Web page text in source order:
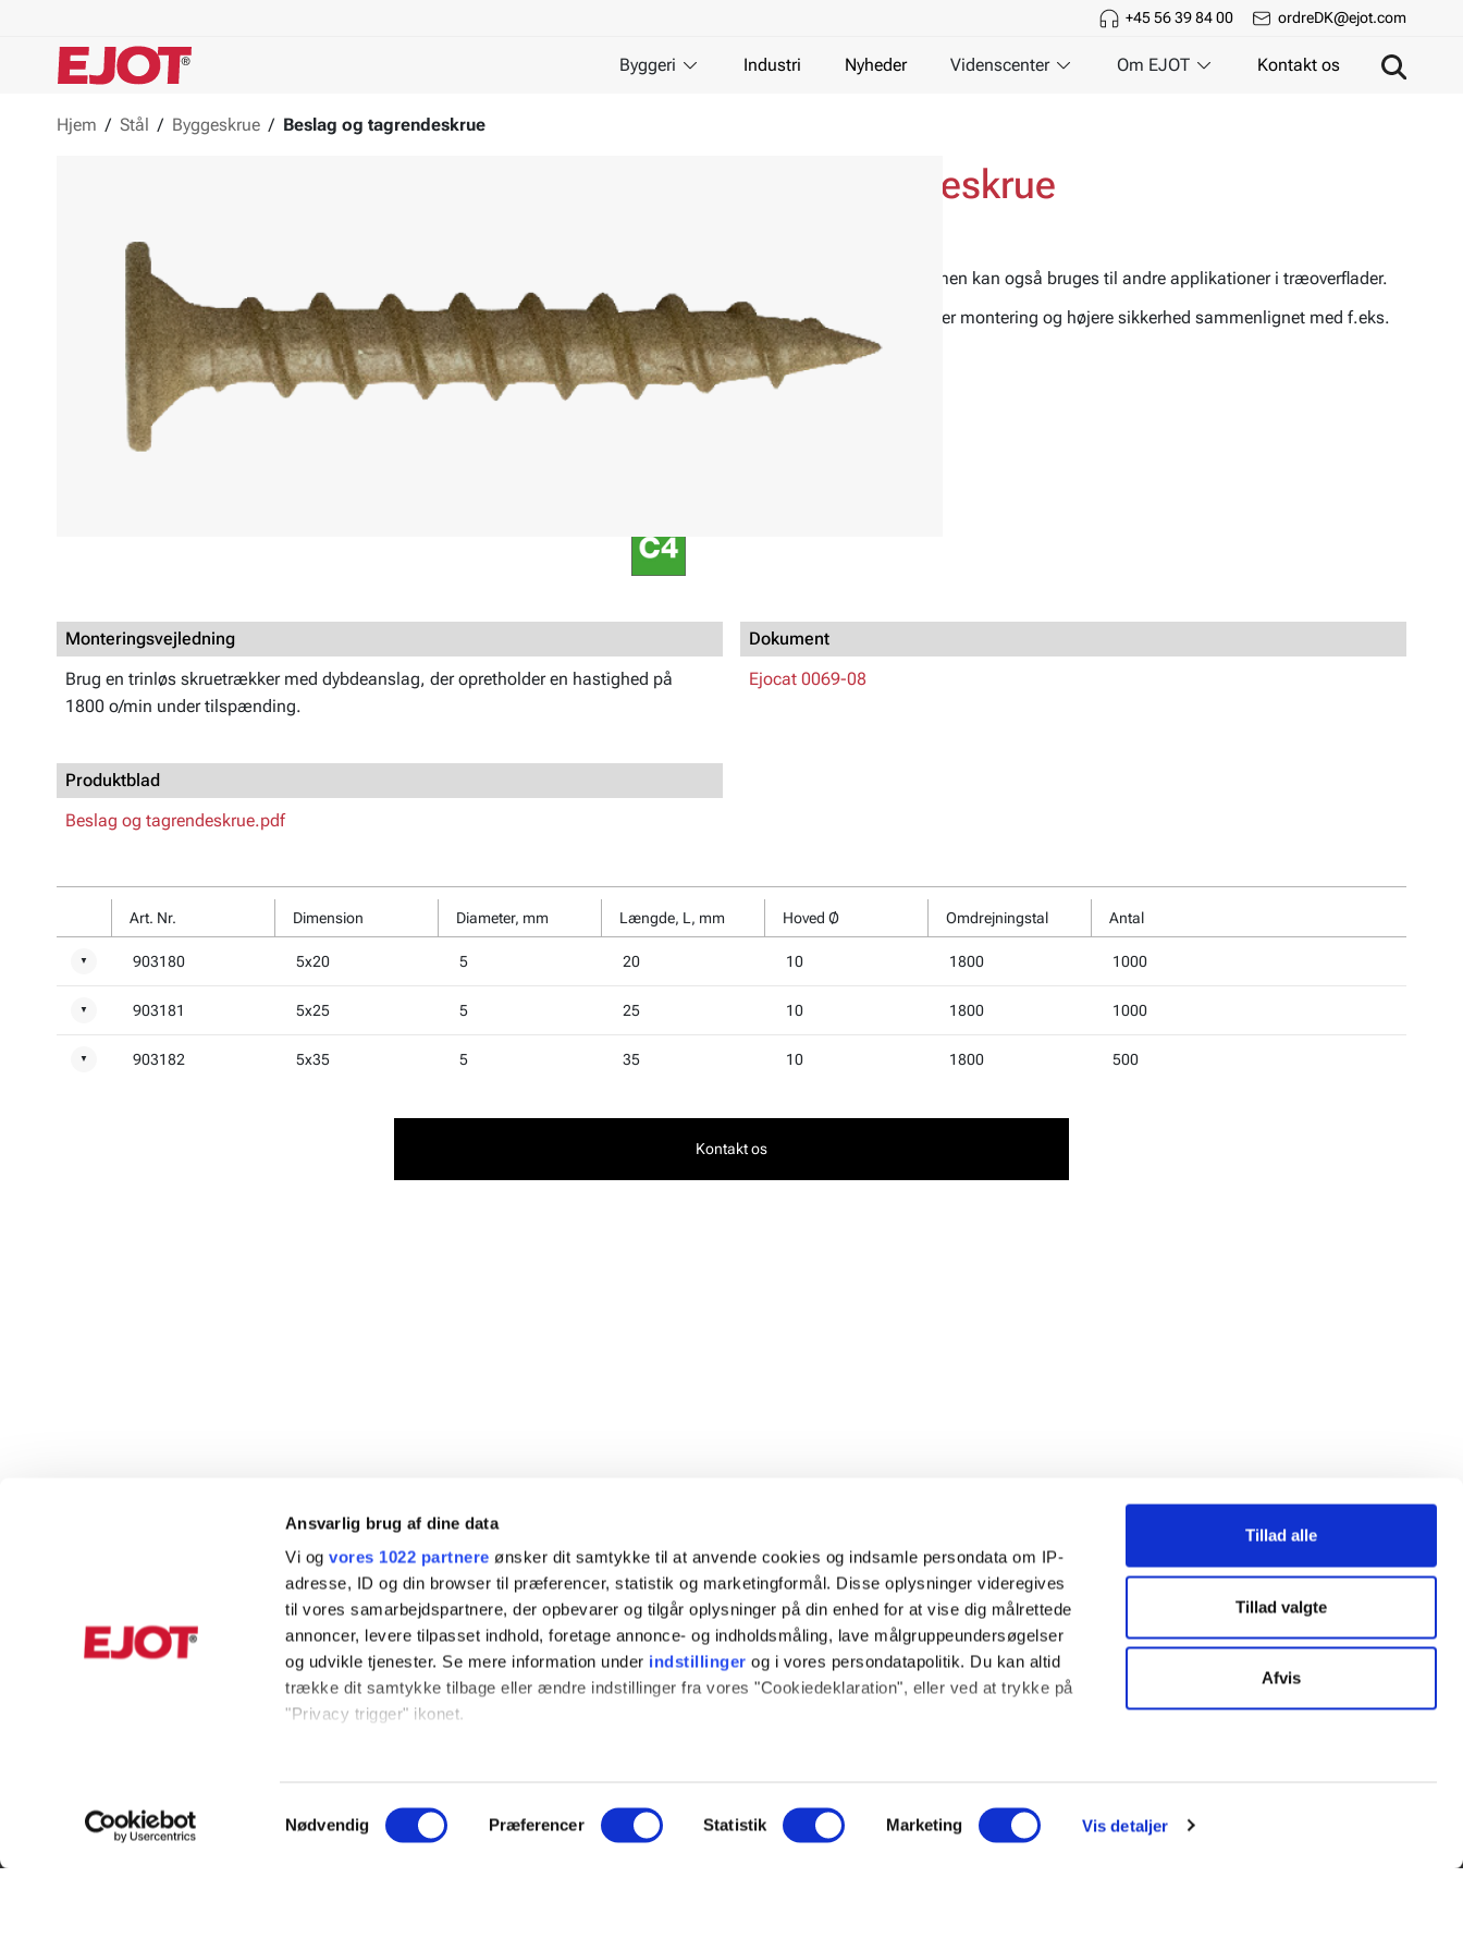
Ansvarlig brug af dine data
Vi ogvores 1022 partnere ønsker dit samtykke til at anvende cookies og indsamle persondata om IP-
adresse, ID og din browser til præferencer, statistik og marketingformål. Disse oplysninger videregives
til vores samarbejdspartnere, der opbevarer og tilgår oplysninger på din enhed for at vise dig målrettede
annoncer, levere tilpasset indhold, foretage annonce- og indholdsmåling, lave målgruppeundersøgelser
og udvikle tjenester. Se mere information under indstillinger og i vores persondatapolitik. Du kan altid
trække dit samtykke tilbage eller ændre indstillinger fra vores "Cookiedeklaration", eller ved at trykke på
"Privacy trigger" ikonet.
Identificere din enhed baseret på en scanning af dens unikke karakteristika (fingerprinting)
Samtykkevalg
Nødvendig Præferencer Statistik Marketing Vis detaljer
Tillad alle
Tillad valgte
Afvis
+45 56 39 84 00 ordreDK@ejot.com
Byggeri Industri Nyheder Videnscenter Om EJOT Kontakt os
Hjem / Stål / Byggeskrue / Beslag og tagrendeskrue
Beslag og tagrendeskrue
Skruen er designet til bla. tagrendejern, men kan også bruges til andre applikationer i træoverflader.
Skruen har trægevind og skær. Giver sikker montering og højere sikkerhed sammenlignet med f.eks.
fastgørelse med søm.
Materiale: Stål
Monteringsvejledning
Brug en trinløs skruetrækker med dybdeanslag, der opretholder en hastighed på
1800 o/min under tilspænding.
Dokument
Ejocat 0069-08
Produktblad
Beslag og tagrendeskrue.pdf
Art. Nr. Dimension Diameter, mm Længde, L, mm Hoved Ø Omdrejningstal Antal
▼ 903180 5x20 5 20 10 1800 1000
▼ 903181 5x25 5 25 10 1800 1000
▼ 903182 5x35 5 35 10 1800 500
Kontakt os
KUNDESERVICE INFORMATION SOCIALE MEDIER